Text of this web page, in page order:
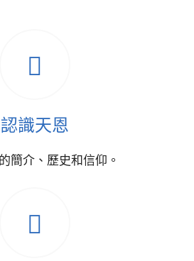
認識天恩
簡介、歷史和信仰。